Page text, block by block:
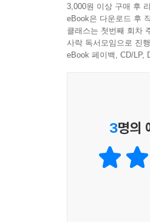
죄송합니까?”라는
전신 지방 흡입을
조건으로 인해 다
결심을 하게 되었
경험하며 느낀 대
뿐이다. 이를 통해
그리고 담담한 고
3,000원 이상 구매 후
eBook은 다운로드 후
클래스는 첫번째 회차
사락 독서모임으로 진
eBook 페이백, CD/LP,
3명의